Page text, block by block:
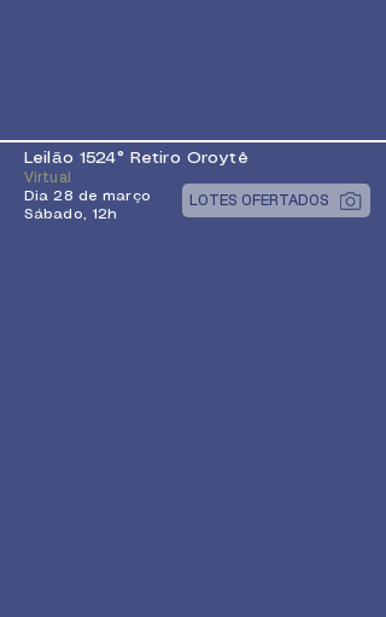
Leilão 1524° Retiro Oroytê
Virtual
Dia 28 de março
Sábado, 12h
LOTES OFERTADOS